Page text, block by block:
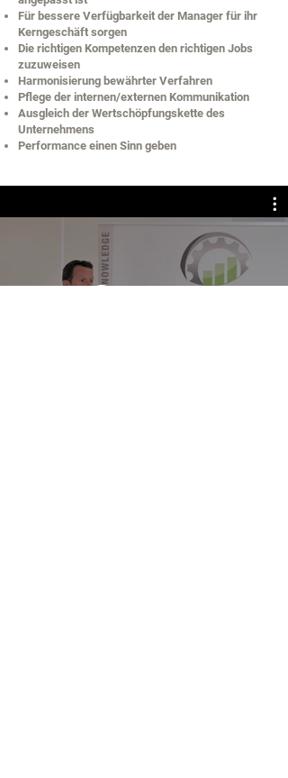
Für bessere Verfügbarkeit der Manager für ihr
Kerngeschäft sorgen
Die richtigen Kompetenzen den richtigen Jobs
zuzuweisen
Harmonisierung bewährter Verfahren
Pflege der internen/externen Kommunikation
Ausgleich der Wertschöpfungskette des
Unternehmens
Performance einen Sinn geben